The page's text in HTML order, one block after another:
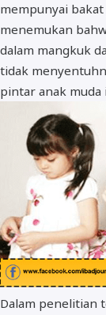
mempunyai
menemukan
dalam mangkuk
tidak
pintar anak muda
Dalam penelitian